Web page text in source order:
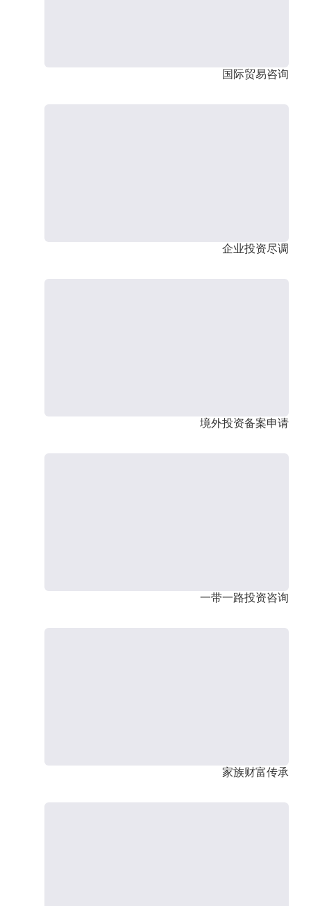
国际贸易咨询
企业投资尽调
境外投资备案申请
一带一路投资咨询
家族财富传承